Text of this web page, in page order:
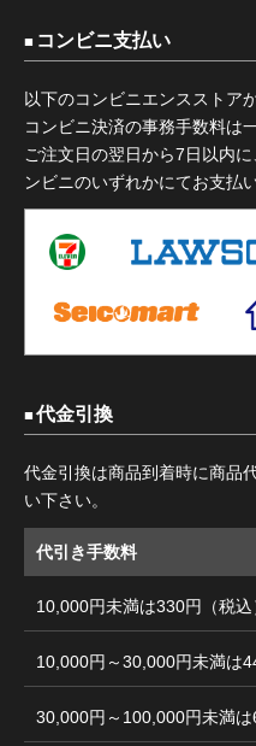
コンビニ支払い
以下のコンビニエンスストア
コンビニ決済の事務手数料は
ご注文日の翌日から7日以内
ンビニのいずれかにてお支払
代金引換
代金引換は商品到着時に商品
い下さい。
代引き手数料
10,000円未満は330円（税込
10,000円～30,000円未満は
30,000円～100,000円未満は